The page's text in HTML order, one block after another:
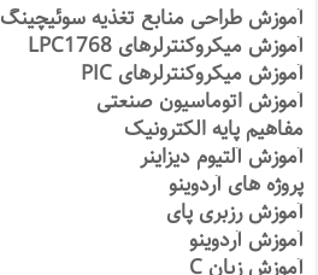
آموزش طراحی منابع تغذیه سوئیچینگ
آموزش میکروکنترلرهای LPC1768
آموزش میکروکنترلرهای PIC
آموزش اتوماسیون صنعتی
مفاهیم پایه الکترونیک
آموزش آلتیوم دیزاینر
پروژه های آردوینو
آموزش رزبری پای
آموزش آردوینو